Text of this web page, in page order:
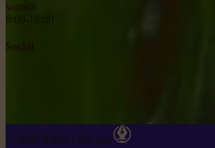
samedi
8:00-18:00
Social
© 2026 Rikiki | Site par